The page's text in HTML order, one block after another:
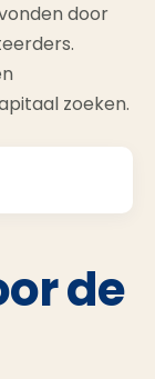
door
zoeken.
de